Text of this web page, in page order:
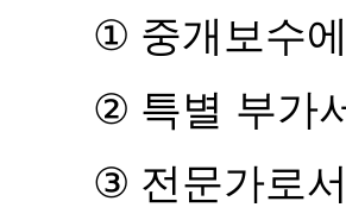
① 중개보수
② 특별 부가
③ 전문가로